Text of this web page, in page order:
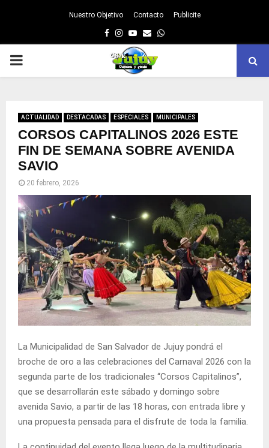
Nuestro Objetivo Contacto Publicite
Facebook
Instagram
Youtube
EmailWhatsapp
PRIMARY
ACTUALIDAD DESTACADAS ESPECIALES MUNICIPALES
CORSOS CAPITALINOS 2026 ESTE
FIN DE SEMANA SOBRE AVENIDA
SAVIO
20 febrero, 2026
La Municipalidad de San Salvador de Jujuy pondrá el
broche de oro a las celebraciones del Carnaval 2026 con la
segunda parte de los tradicionales “Corsos Capitalinos”,
que se desarrollarán este sábado y domingo sobre
avenida Savio, a partir de las 18 horas, con entrada libre y
una propuesta pensada para el disfrute de toda la familia.